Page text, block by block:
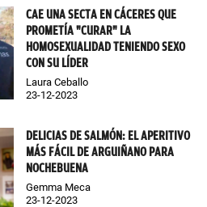
CAE UNA SECTA EN CÁCERES QUE
PROMETÍA "CURAR" LA
HOMOSEXUALIDAD TENIENDO SEXO
CON SU LÍDER
Laura Ceballo
23-12-2023
DELICIAS DE SALMÓN: EL APERITIVO
MÁS FÁCIL DE ARGUIÑANO PARA
NOCHEBUENA
Gemma Meca
23-12-2023